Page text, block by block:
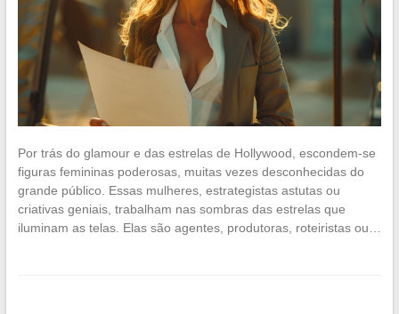
Por trás do glamour e das estrelas de Hollywood, escondem-se
figuras femininas poderosas, muitas vezes desconhecidas do
grande público. Essas mulheres, estrategistas astutas ou
criativas geniais, trabalham nas sombras das estrelas que
iluminam as telas. Elas são agentes, produtoras, roteiristas ou…